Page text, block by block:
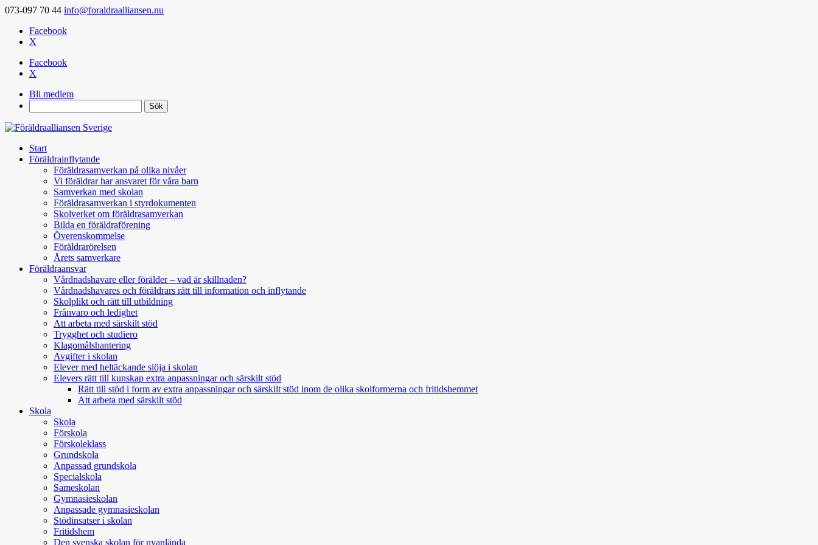
073-097 70 44 info@foraldraalliansen.nu
Facebook
X
Facebook
X
Bli medlem
Start
Föräldrainflytande
Föräldrasamverkan på olika nivåer
Vi föräldrar har ansvaret för våra barn
Samverkan med skolan
Föräldrasamverkan i styrdokumenten
Skolverket om föräldrasamverkan
Bilda en föräldraförening
Överenskommelse
Föräldrarörelsen
Årets samverkare
Föräldraansvar
Vårdnadshavare eller förälder – vad är skillnaden?
Vårdnadshavares och föräldrars rätt till information och inflytande
Skolplikt och rätt till utbildning
Frånvaro och ledighet
Att arbeta med särskilt stöd
Trygghet och studiero
Klagomålshantering
Avgifter i skolan
Elever med heltäckande slöja i skolan
Elevers rätt till kunskap extra anpassningar och särskilt stöd
Rätt till stöd i form av extra anpassningar och särskilt stöd inom de olika skolformerna och fritidshemmet
Att arbeta med särskilt stöd
Skola
Skola
Förskola
Förskoleklass
Grundskola
Anpassad grundskola
Specialskola
Sameskolan
Gymnasieskolan
Anpassade gymnasieskolan
Stödinsatser i skolan
Fritidshem
Den svenska skolan för nyanlända